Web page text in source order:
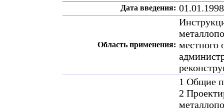
Дата введения: 01.01.1998
Область применения: местного
1 Общие
2